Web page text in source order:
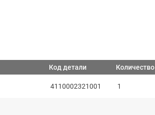
Код детали Количество
4110002321001 1